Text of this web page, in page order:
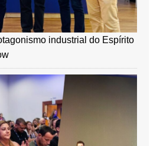
industrial do Espírito